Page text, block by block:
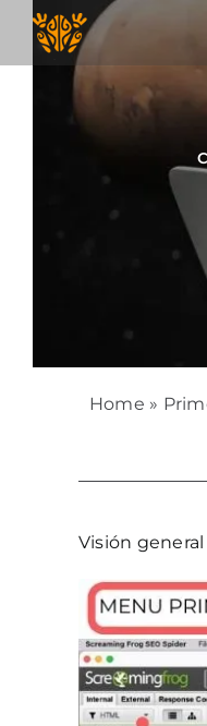
Skip
content
Home »
Visión